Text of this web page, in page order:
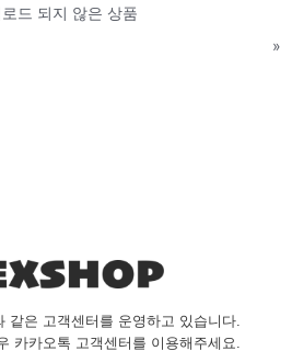
드 되지 않은 상품
»
같은 고객센터를 운영하고 있습니다.
카카오톡 고객센터를 이용해주세요.